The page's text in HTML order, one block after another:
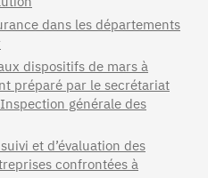
dans les départements
dispositifs de mars à
préparé par le secrétariat
générale des
et d’évaluation des
confrontées à